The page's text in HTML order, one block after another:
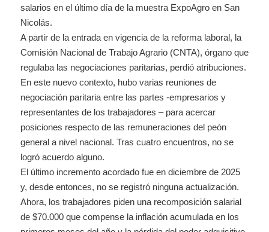
salarios en el último día de la muestra ExpoAgro en San
Nicolás.
A partir de la entrada en vigencia de la reforma laboral, la
Comisión Nacional de Trabajo Agrario (CNTA), órgano que
regulaba las negociaciones paritarias, perdió atribuciones.
En este nuevo contexto, hubo varias reuniones de
negociación paritaria entre las partes -empresarios y
representantes de los trabajadores – para acercar
posiciones respecto de las remuneraciones del peón
general a nivel nacional. Tras cuatro encuentros, no se
logró acuerdo alguno.
El último incremento acordado fue en diciembre de 2025
y, desde entonces, no se registró ninguna actualización.
Ahora, los trabajadores piden una recomposición salarial
de $70.000 que compense la inflación acumulada en los